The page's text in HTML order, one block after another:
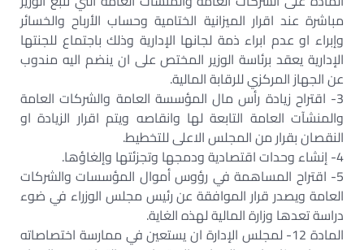
مباشرة عند اقرار الميزانية الختامية وحساب الأرباح والخسائر
وإبراء او عدم ابراء ذمة لجانها الإدارية وذلك باجتماع للجنتها
الإدارية يعقد برئاسة الوزير المختص على ان ينضم اليه مندوب
عن الجهاز المركزي للرقابة المالية.‏
3- اقتراح زيادة رأس مال المؤسسة العامة والشركات العامة
والمنشآت العامة التابعة لها وانقاصه ويتم اقرار الزيادة او
النقصان بقرار من المجلس الاعلى للتخطيط.‏
4- إنشاء وحدات اقتصادية ودمجها وتجزئتها وإلغاؤها.‏
5- اقتراح المساهمة في رؤوس أموال المؤسسات والشركات
العامة ويصدر قرار الموافقة عن رئيس مجلس الوزراء في ضوء
دراسة تعدها وزارة المالية لهذه الغاية.‏
المادة 12- لمجلس الإدارة ان يستعين في ممارسة اختصاصاته